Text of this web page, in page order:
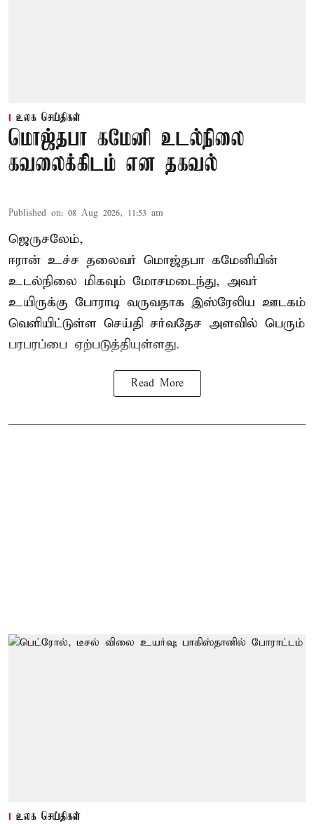
உலக செய்திகள்
மொஜ்தபா கமேனி உடல்நிலை
கவலைக்கிடம் என தகவல்
Published on: 08 Aug 2026, 11:53 am
ஜெருசலேம்,
ஈரான் உச்ச தலைவர் மொஜ்தபா கமேனியின்
உடல்நிலை மிகவும் மோசமடைந்து, அவர்
உயிருக்கு போராடி வருவதாக இஸ்ரேலிய ஊடகம்
வெளியிட்டுள்ள செய்தி சர்வதேச அளவில் பெரும்
பரபரப்பை ஏற்படுத்தியுள்ளது.
Read More
உலக செய்திகள்